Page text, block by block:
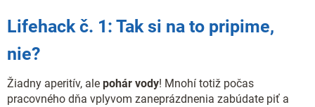
Lifehack č. 1: Tak si na to pripime,
nie?
Žiadny aperitív, ale pohár vody! Mnohí totiž počas
pracovného dňa vplyvom zaneprázdnenia zabúdate piť a